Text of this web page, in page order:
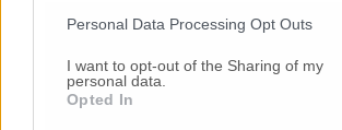
Personal Data Processing Opt Outs
I want to opt-out of the Sharing of my
personal data.
Opted In